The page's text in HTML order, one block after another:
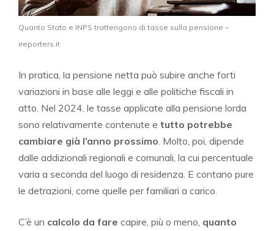
Quanto Stato e INPS trattengono di tasse sulla pensione –
ireporters.it
In pratica, la pensione netta può subire anche forti
variazioni in base alle leggi e alle politiche fiscali in
atto. Nel 2024, le tasse applicate alla pensione lorda
sono relativamente contenute e tutto potrebbe
cambiare già l’anno prossimo . Molto, poi, dipende
dalle addizionali regionali e comunali, la cui percentuale
varia a seconda del luogo di residenza. E contano pure
le detrazioni, come quelle per familiari a carico.
C’è un calcolo da fare capire, più o meno, quanto